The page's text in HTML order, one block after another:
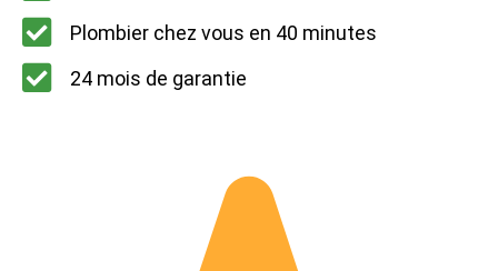
Plombier chez vous en 40 minutes
24 mois de garantie